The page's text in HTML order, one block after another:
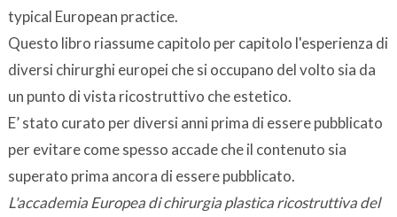
typical European practice.
Questo libro riassume capitolo per capitolo l'esperienza di
diversi chirurghi europei che si occupano del volto sia da
un punto di vista ricostruttivo che estetico.
E’ stato curato per diversi anni prima di essere pubblicato
per evitare come spesso accade che il contenuto sia
superato prima ancora di essere pubblicato.
L'accademia Europea di chirurgia plastica ricostruttiva del